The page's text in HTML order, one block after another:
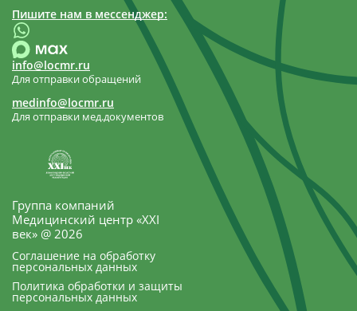
Группа компаний
Медицинский центр «XXI
век» @ 2026
Соглашение на обработку
персональных данных
Политика обработки и защиты
персональных данных
Пишите нам в мессенджер:
info@locmr.ru
Для отправки обращений
medinfo@locmr.ru
Для отправки мед.документов